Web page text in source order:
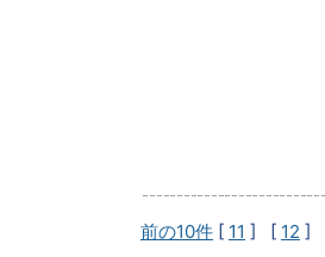
前の10件 [ 11 ] [ 12 ]